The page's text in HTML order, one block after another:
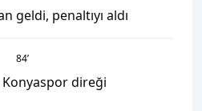
geldi, penaltıyı aldı
84’
direği